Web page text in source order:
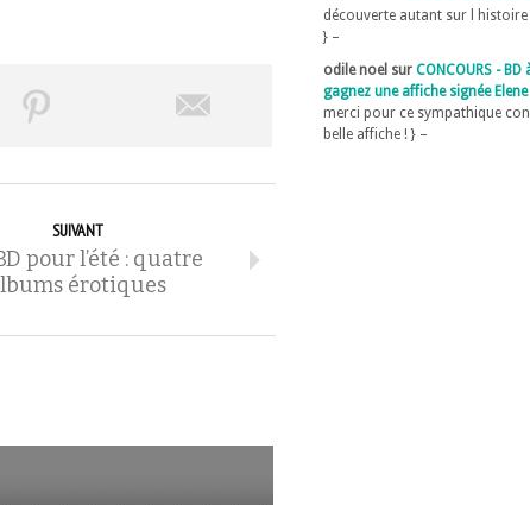
SUIVANT
pour l’été : quatre
érotiques
découverte autant sur l histoire
} –
odile noel sur CONCOURS - BD
gagnez une affiche signée
merci pour ce sympathique
belle affiche ! } –